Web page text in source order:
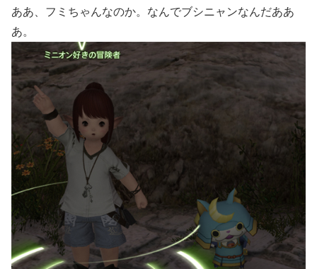
ああ、フミちゃんなのか。なんでブシニャンなんだああ
あ。